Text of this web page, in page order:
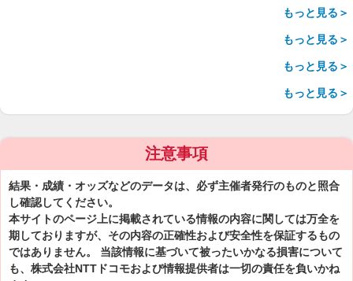
もっと見る＞
もっと見る＞
もっと見る＞
もっと見る＞
注意事項
結果・成績・オッズなどのデータは、必ず主催者発行のものと照合
し確認してください。
本サイトのページ上に掲載されている情報の内容に関しては万全を
期しておりますが、その内容の正確性および安全性を保証するもの
ではありません。 当該情報に基づいて被ったいかなる損害について
も、株式会社NTTドコモおよび情報提供者は一切の責任を負いかね